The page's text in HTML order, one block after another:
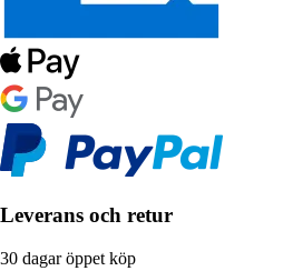
Leverans och retur
30 dagar öppet köp